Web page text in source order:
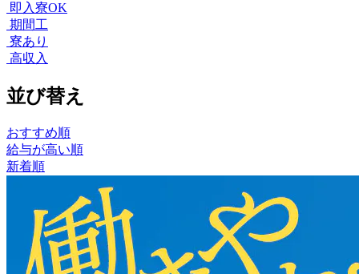
即入寮OK
期間工
寮あり
高収入
並び替え
おすすめ順
給与が高い順
新着順